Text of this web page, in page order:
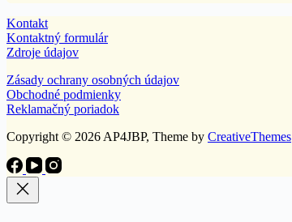
Kontakt
Kontaktný formulár
Zdroje údajov
Zásady ochrany osobných údajov
Obchodné podmienky
Reklamačný poriadok
Copyright © 2026 AP4JBP, Theme by CreativeThemes